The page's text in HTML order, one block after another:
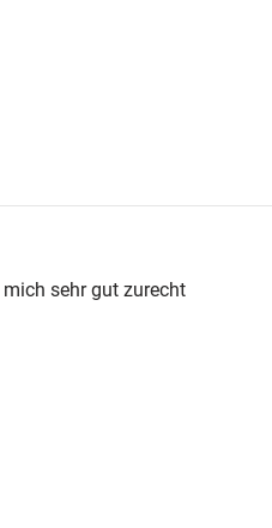
sehr gut zurecht